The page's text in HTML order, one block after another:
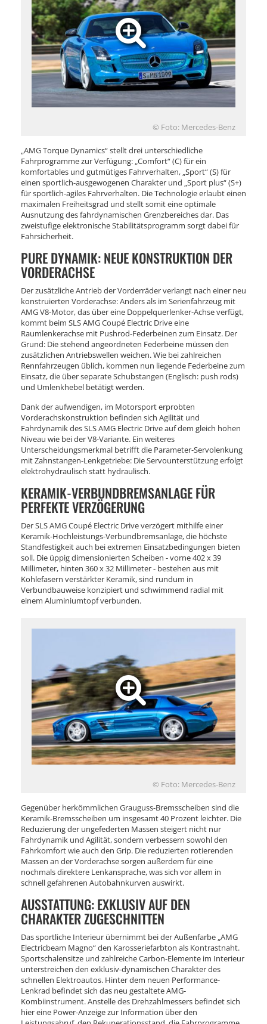
© Foto: Mercedes-Benz
„AMG Torque Dynamics“ stellt drei unterschiedliche
Fahrprogramme zur Verfügung: „Comfort“ (C) für ein
komfortables und gutmütiges Fahrverhalten, „Sport“ (S) für
einen sportlich-ausgewogenen Charakter und „Sport plus“ (S+)
für sportlich-agiles Fahrverhalten. Die Technologie erlaubt einen
maximalen Freiheitsgrad und stellt somit eine optimale
Ausnutzung des fahrdynamischen Grenzbereiches dar. Das
zweistufige elektronische Stabilitätsprogramm sorgt dabei für
Fahrsicherheit.
PURE DYNAMIK: NEUE KONSTRUKTION DER
VORDERACHSE
Der zusätzliche Antrieb der Vorderräder verlangt nach einer neu
konstruierten Vorderachse: Anders als im Serienfahrzeug mit
AMG V8-Motor, das über eine Doppelquerlenker-Achse verfügt,
kommt beim SLS AMG Coupé Electric Drive eine
Raumlenkerachse mit Pushrod-Federbeinen zum Einsatz. Der
Grund: Die stehend angeordneten Federbeine müssen den
zusätzlichen Antriebswellen weichen. Wie bei zahlreichen
Rennfahrzeugen üblich, kommen nun liegende Federbeine zum
Einsatz, die über separate Schubstangen (Englisch: push rods)
und Umlenkhebel betätigt werden.
Dank der aufwendigen, im Motorsport erprobten
Vorderachskonstruktion befinden sich Agilität und
Fahrdynamik des SLS AMG Electric Drive auf dem gleich hohen
Niveau wie bei der V8-Variante. Ein weiteres
Unterscheidungsmerkmal betrifft die Parameter-Servolenkung
mit Zahnstangen-Lenkgetriebe: Die Servounterstützung erfolgt
elektrohydraulisch statt hydraulisch.
KERAMIK-VERBUNDBREMSANLAGE FÜR
PERFEKTE VERZÖGERUNG
Der SLS AMG Coupé Electric Drive verzögert mithilfe einer
Keramik-Hochleistungs-Verbundbremsanlage, die höchste
Standfestigkeit auch bei extremen Einsatzbedingungen bieten
soll. Die üppig dimensionierten Scheiben - vorne 402 x 39
Millimeter, hinten 360 x 32 Millimeter - bestehen aus mit
Kohlefasern verstärkter Keramik, sind rundum in
Verbundbauweise konzipiert und schwimmend radial mit
einem Aluminiumtopf verbunden.
© Foto: Mercedes-Benz
Gegenüber herkömmlichen Grauguss-Bremsscheiben sind die
Keramik-Bremsscheiben um insgesamt 40 Prozent leichter. Die
Reduzierung der ungefederten Massen steigert nicht nur
Fahrdynamik und Agilität, sondern verbessern sowohl den
Fahrkomfort wie auch den Grip. Die reduzierten rotierenden
Massen an der Vorderachse sorgen außerdem für eine
nochmals direktere Lenkansprache, was sich vor allem in
schnell gefahrenen Autobahnkurven auswirkt.
AUSSTATTUNG: EXKLUSIV AUF DEN
CHARAKTER ZUGESCHNITTEN
Das sportliche Interieur übernimmt bei der Außenfarbe „AMG
Electricbeam Magno“ den Karosseriefarbton als Kontrastnaht.
Sportschalensitze und zahlreiche Carbon-Elemente im Interieur
unterstreichen den exklusiv-dynamischen Charakter des
schnellen Elektroautos. Hinter dem neuen Performance-
Lenkrad befindet sich das neu gestaltete AMG-
Kombiinstrument. Anstelle des Drehzahlmessers befindet sich
hier eine Power-Anzeige zur Information über den